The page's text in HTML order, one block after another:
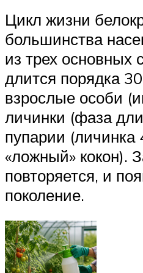
Цикл жизни
большинства
из трех основных
длится порядка
взрослые особи
личинки (фаза
пупарии (личинка
«ложный» кокон).
повторяется, и
поколение.